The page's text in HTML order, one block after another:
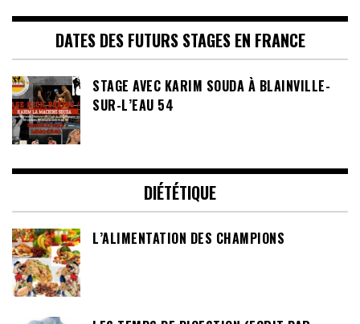
DATES DES FUTURS STAGES EN FRANCE
STAGE AVEC KARIM SOUDA À BLAINVILLE-
SUR-L’EAU 54
DIÉTÉTIQUE
L’ALIMENTATION DES CHAMPIONS